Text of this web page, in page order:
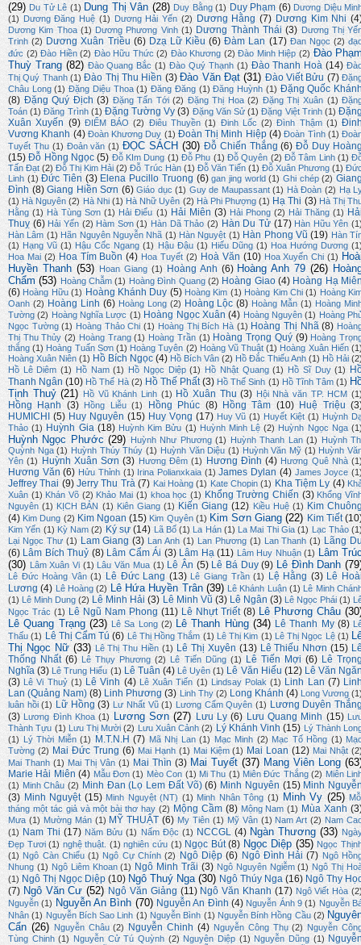
(29) Du Tử Lê (1) Dung Thị Vân (28) Duy Bằng (1) Duy Phạm (6) Dương Diệu
(1)
Dương Đăng Huệ (1) Dương Hải Yến (2) Dương Hằng (7) Dương Kim Nhi
Dương Kim Thoa (1) Dương Phương Vinh (1) Dương Thành Thái (3) Dương Thị
Trinh (2) Dương Xuân Triều (6) Dzạ Lữ Kiều (6) Đàm Lan (17) Đan Ngọc (2)
đức (2) Đào Hiền (2) Đào Hữu Thức (2) Đào Khương (2) Đào Minh Hiệp (2) Đào
Thuỳ Trang (82) Đào Quang Bắc (1) Đào Quý Thạnh (1) Đào Thanh Hoà (14)
Thị Quý Thanh (1) Đào Thị Thu Hiền (3) Đào Văn Đạt (31) Đào Viết Bửu (7)
Châu Long (1) Đặng Diệu Thoa (1) Đăng Đăng (1) Đăng Huỳnh (1) Đặng Quốc
(8) Đặng Quý Địch (3) Đặng Tấn Tới (2) Đặng Thị Hoa (2) Đặng Thị Xuân (1)
Toán (1) Đăng Trình (1) Đặng Tường Vy (3) Đặng Văn Sử (1) Đặng Việt Trinh (1)
Xuân Xuyến (9) ĐIỂM BÁO (2) Điêu Thuyền (1) Đinh Lốc (2) Đình Thậm (1)
Vương Khanh (4) Đoàn Khương Duy (1) Đoàn Thị Minh Hiệp (4) Đoàn Tình (1)
Tuyết Thu (1) Đoản văn (1) ĐỌC SÁCH (30) Đỗ Chiến Thắng (6) Đỗ Duy
(15) Đỗ Hồng Ngọc (5) Đỗ KIm Dung (1) Đỗ Phu (1) Đỗ Quyên (2) Đỗ Tâm Linh (1)
Tấn Đạt (2) Đỗ Thị Kim Hải (2) Đỗ Trúc Hàn (1) Đỗ Văn Tiến (1) Đỗ Xuân Phương (1)
Linh (1) Đức Tiên (3) Elena Pucillo Truong (6) gan jing world (1) Ghi chép (2)
Đình (8) Giang Hiền Sơn (6) Giáo dục (1) Guy de Maupassant (1) Hà Đoàn (2) Hạ
(1) Hà Nguyên (2) Hà Nhi (1) Hà Nhữ Uyên (2) Hà Phi Phượng (1) Hạ Thi (3) Hà Thị
Hằng (1) Hà Tùng Sơn (1) Hải Điểu (1) Hải Miên (3) Hải Phong (2) Hải Thăng (1)
Thuỵ (6) Hải Yến (2) Hàm Sơn (1) Hàn Dã Thảo (2) Hàn Du Tử (17) Hàn Hữu Yên
Hàn Lâm (1) Hãn Nguyên Nguyễn Nhã (1) Hàn Nguyệt (1) Hàn Phong Vũ (19) Hàn
(1) Hạng Vũ (1) Hậu Cốc Ngang (1) Hậu Đậu (1) Hiếu Dũng (1) Hoa Hướng Dương
Hoa Mai (2) Hoa Tím Buồn (4) Hoa Tuyết (2) Hoà Văn (10) Hoa Xuyến Chi (1)
Huyền Thanh (53) Hoan Giang (1) Hoàng Anh (6) Hoàng Anh 79 (26)
Chẩm (53) Hoàng Chẫm (1) Hoàng Đình Quang (2) Hoàng Giao (4) Hoàng Hạ
(6) Hoàng Hữu (1) Hoàng Khánh Duy (5) Hoàng Kim (1) Hoàng Kim Chi (1) Hoàng
Oanh (2) Hoàng Linh (6) Hoàng Long (2) Hoàng Lộc (8) Hoàng Mẫn (1) Hoàng
Tường (2) Hoàng Nghĩa Lược (1) Hoàng Ngọc Xuân (4) Hoàng Nguyên (1) Hoàng
Ngọc Tường (1) Hoàng Thảo Chi (1) Hoàng Thị Bích Hà (1) Hoàng Thị Nhã (8)
Thị Thu Thủy (2) Hoàng Trang (1) Hoàng Trần (1) Hoàng Trọng Quý (9) Hoàng
thắng (1) Hoàng Tuấn Sơn (1) Hoàng Tuyên (2) Hoàng Vũ Thuật (1) Hoàng Xuân Hiến
Hoàng Xuân Niên (1) Hồ Bích Ngọc (4) Hồ Bích Vân (2) Hồ Đắc Thiếu Anh (1) Hồ Hải
Hồ Lê Diêm (1) Hồ Nam (1) Hồ Ngọc Diệp (1) Hồ Nhật Quang (1) Hồ Sĩ Duy (1)
Thanh Ngân (10) Hồ Thế Hà (2) Hồ Thế Phất (3) Hồ Thế Sinh (1) Hồ Tĩnh Tâm (1)
Tịnh Thuỷ (21) Hồ Vũ Khánh Linh (1) Hồ Xuân Thu (3) Hội Nhà văn TP. HCM
Hồng Hạnh (3) Hồng Liễu (1) Hồng Phúc (8) Hồng Tâm (10) Huệ Triệu
HUMICHI
(5) Huy Nguyên (15) Huy Vọng (17) Huy Vũ (1) Huyết Kiệt (1) Huỳnh
Thảo (1) Huỳnh Gia (18) Huỳnh Kim Bửu (1) Huỳnh Minh Lệ (2) Huỳnh Ngọc Nga
Huỳnh Ngọc Phước (29) Huỳnh Như Phương (1) Huỳnh Thanh Lan (1)
Huỳnh
Quỳnh Nga (1) Huỳnh Thúy Thúy (1) Huỳnh Văn Diệu (1) Huỳnh Văn Mỹ (1) Huỳnh
Yên (1) Huỳnh Xuân Sơn (3) Hương Đêm (1) Hương Đình (4) Hương Quê Nhà
Hương Văn (6) Hửu Thỉnh (1) Irina Polianxkaia (1) James Dylan (4) James Joyce
Jeffrey Thai (9) Jerry Thu Trà (7) Kai Hoàng (1) Kate Chopin (1) Kha Tiệm Ly (4)
Xuân (1) Khán Võ (2) Khảo Mai (1) khoa học (1) Khổng Trường Chiến (3) Khổng
Nguyên (1) KỊCH BẢN (1) Kiên Giang (1) Kiến Giang (12) Kiều Huệ (1) Kim
(4) Kim Dung (2) Kim Ngoan (15) Kim Quyên (1) Kim Sơn Giang (22) Kim Tiết
Kim Yến (1) Kỳ Nam (2) Ký sự (14) Lã Bố (1) La Hán (1) La Mai Thi Gia (1) Lạc Thảo
Lại Ngọc Thư (1) Lam Giang (3) Lan Anh (1) Lan Phương (1) Lan Thanh (1) Lãng
(6) Lâm Bích Thuỷ (8) Lâm Cẩm Ái (3) Lâm Hạ (11) Lâm Huy Nhuận (1) Lâm
(30) Lâm Xuân Vi (1) Lâu Văn Mua (1) Lê Ân (5) Lê Bá Duy (9) Lê Đình Danh
Lê Đức Hoàng Vân (1) Lê Đức Lang (13) Lê Giang Trần (1) Lệ Hằng (3) Lê
Lương (4) Lê Hoàng (2) Lê Hứa Huyền Trân (39) Lê Khánh Luận (1) Lê Minh
(1) Lê Minh Dung (2) Lê Minh Hải (3) Lê Minh Vũ (3) Lê Ngân (3) Lê Ngọc Phái (1)
Ngọc Trác (1) Lê Ngũ Nam Phong (11) Lê Nhựt Triết (8) Lê Phương Châu
Lê Quang Trạng (23) Lê Sa Long (2) Lê Thanh Hùng (34) Lê Thanh My (8)
Thấu (1) Lê Thị Cẩm Tú (6) Lê Thị Hồng Thắm (1) Lê Thị Kim (1) Lê Thị Ngọc Lệ (1)
Thị Ngọc Nữ (33) Lê Thị Thu Hiền (1) Lê Thị Xuyên (13) Lê Thiếu Nhơn (15)
Thống Nhất (6) Lê Thụy Phương (2) Lê Tiến Dũng (1) Lê Tiến Mợi (6) Lê
Nghĩa (3) Lê Trung Hiếu (1) Lê Tuân (4) Lê Uyên (1) Lê Văn Hiếu (12) Lê Văn
(3) Lê Vi Thuỷ (1) Lê Vinh (4) Lê Xuân Tiến (1) Lindsay Polak (1) Linh Lan (7)
Lan (Quảng Nam) (8) Linh Phương (3) Linh Thy (2) Long Khánh (4) Long Vương
luân hồi (1) Lữ Hồng (3) Lư Nhất Vũ (1) Lương Cẩm Quyên (1) Lương Duyên
(3) Lương Đình Khoa (1) Lương Sơn (27) Lưu Ly (6) Lưu Quang Minh (15)
Thành Tựu (1) Lưu Thị Mười (2) Lưu Xuân Cảnh (2) Lý Khánh Vinh (15) Lý Thành
(1)
Lý Thời Miễn (1) M.T.N.H (7) Mã Nhị Lan (1) Mạc Minh (2) Mạc Tố Hồng (1)
Tường (2) Mai Đức Trung (6) Mai Hạnh (1) Mai Kiệm (1) Mai Loan (12) Mai Nhật
Mai Thanh (1) Mai Thị Vân (1) Mai Thìn (3) Mai Tuyết (37) Mang Viên Long
Marie Hải Miên (4) Mẫu Đơn (1) Mèo Con (1) Mi Thu (1) Miên Đức Thắng (2) Miên
(1) Minh Châu (2) Minh Đan (Lọ Lem Đất Võ) (6) Minh Nguyên (15) Minh
(3) Minh Nguyệt (15) Minh Nguyệt (NT) (1) Minh Nhân Tông (1) Minh Vy (25)
tháng một tác giả và một bài thơ hay (2) Mộng Cầm (8) Mộng Nam (1) Mùa Xanh
Mưa (1) Mường Mán (1) MỸ THUẬT (6) My Tiên (1) Mỹ Vân (1) Nam Art (2) Nam
(1) Nam Thi (17) Năm Bửu (1) Nấm Độc (1) NCCGL (4) Ngàn Thương (33)
Đẹp Tươi (1) nghệ thuật. (1) nghiên cứu (1) Ngọc Bút (8) Ngọc Diệp (35) Ngọc
(1) Ngô Càn Chiểu (1) Ngô Cự Chính (2) Ngô Diệp (6) Ngô Đình Hải (7) Ngô
Nhung (1) Ngô Liêm Khoan (1) Ngô Minh Trãi (3) Ngô Nguyên Ngiễm (1) Ngô Thị
(1) Ngô Thị Ngọc Diệp (10) Ngô Thuý Nga (30) Ngô Thúy Nga (16) Ngô Thy
(7) Ngô Văn Cư (52) Ngô Văn Giảng (11) Ngô Văn Khanh (17) Ngô Viết Hòa
Nguyễn (1) Nguyễn An Bình (70) Nguyễn An Đình (4) Nguyễn Ánh 9 (1) Nguyễn
Nhân (1) Nguyễn Bích Sao Linh (1) Nguyễn Bình (1) Nguyễn Bính Hồng Cầu (2)
Cẩn (26) Nguyễn Châu (2) Nguyễn Chinh (4) Nguyễn Công Thụ (2) Nguyễn
Tùng Chinh (1) Nguyễn Cử Tú Quỳnh (2) Nguyên Diệp (1) Nguyễn Dũng (1)